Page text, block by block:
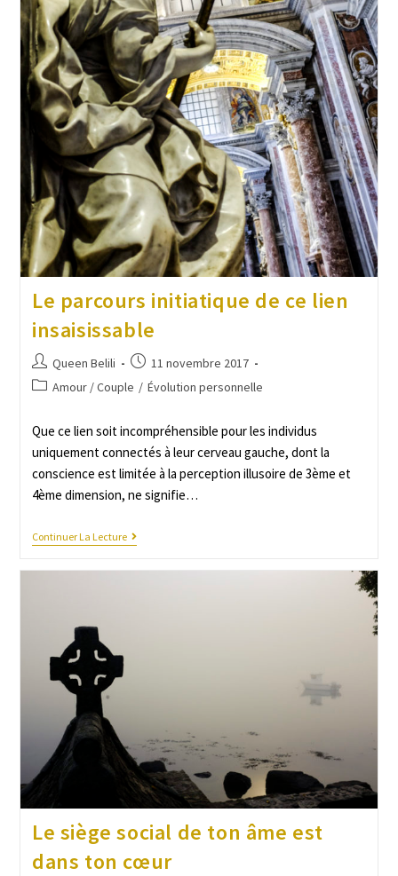
Le parcours initiatique de ce lien
insaisissable
Queen Belili
11 novembre 2017
Amour / Couple / Évolution personnelle
Que ce lien soit incompréhensible pour les individus
uniquement connectés à leur cerveau gauche, dont la
conscience est limitée à la perception illusoire de 3ème et
4ème dimension, ne signifie…
Continuer La Lecture
Le siège social de ton âme est
dans ton cœur